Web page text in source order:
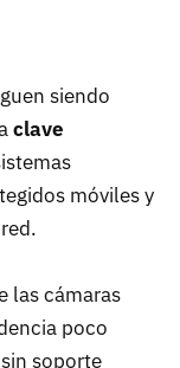
siendo
clave
móviles y
las cámaras
poco
soporte